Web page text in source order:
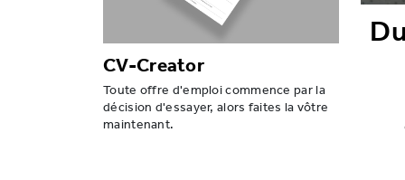
CV-Creator
Toute offre d'emploi commence par la
décision d'essayer, alors faites la vôtre
maintenant.